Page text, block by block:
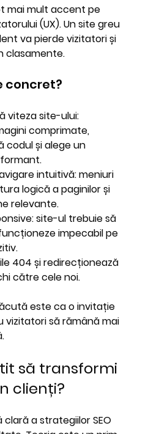
mai mult accent pe
(UX). Un site greu
va pierde vizitatori și
clasamente.
concret?
viteza site-ului:
comprimate,
codul și alege un
intuitivă: meniuri
logică a paginilor și
relevante.
: site-ul trebuie să
impecabil pe
404 și redirecționează
către cele noi.
este ca o invitație
vizitatori să rămână mai
să transformi
clienți?
a strategiilor SEO